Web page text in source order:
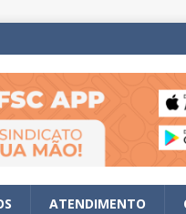
ATENDIMENTO